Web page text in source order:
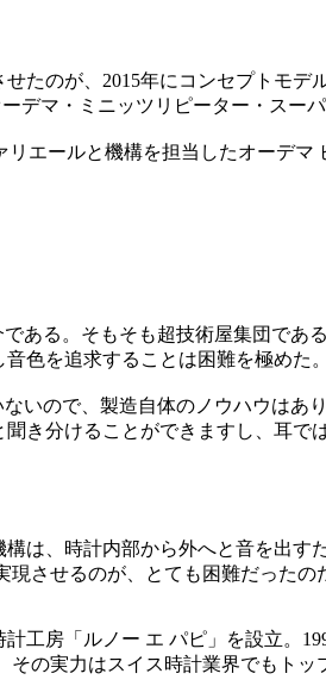
たのが、2015年にコンセプトモデ
デマ・ミニッツリピーター・スー
エールと機構を担当したオーデマ
る。そもそも超技術屋集団であ
色を追求することは困難を極めた。
いので、製造自体のノウハウは
き分けることができますし、耳で
は、時計内部から外へと音を出
させるのが、とても困難だったの
工房「ルノー エ パピ」を設立。
の実力はスイス時計業界でもトッ